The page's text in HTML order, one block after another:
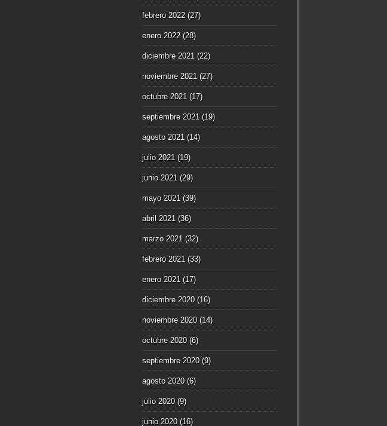
febrero 2022 (27)
enero 2022 (28)
diciembre 2021 (22)
noviembre 2021 (27)
octubre 2021 (17)
septiembre 2021 (19)
agosto 2021 (14)
julio 2021 (19)
junio 2021 (29)
mayo 2021 (39)
abril 2021 (36)
marzo 2021 (32)
febrero 2021 (33)
enero 2021 (17)
diciembre 2020(16)
noviembre 2020(14)
octubre 2020(6)
septiembre 2020(9)
agosto 2020(6)
julio 2020(9)
junio 2020(16)